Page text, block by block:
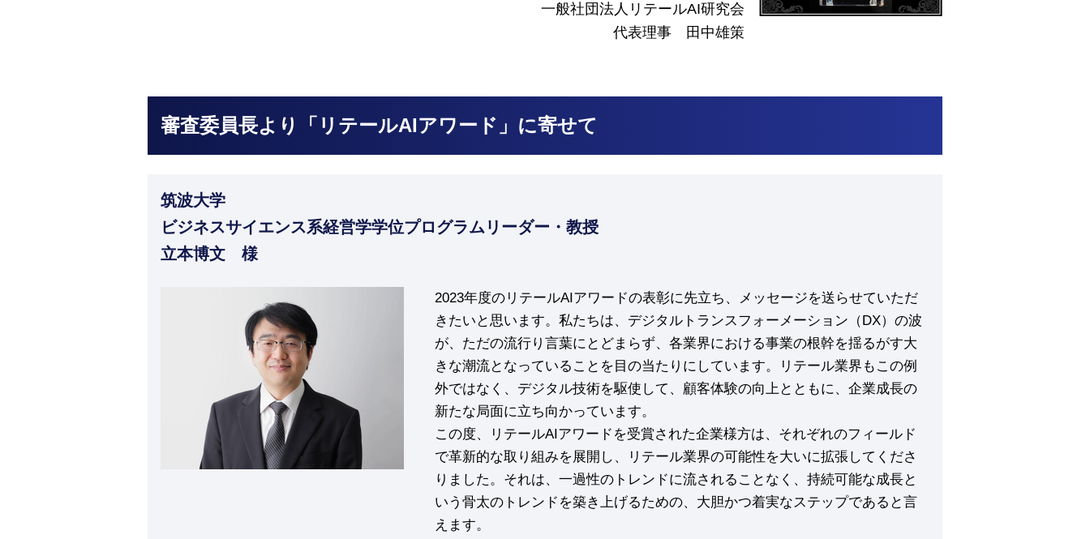
一般社団法人リテールAI研究会
代表理事 田中雄策
審査委員長より「リテールAIアワード」に寄せて
筑波大学
ビジネスサイエンス系経営学学位プログラムリーダー・教授
立本博文 様
2023年度のリテールAIアワードの表彰に先立ち、メッセージを送らせていただ
きたいと思います。私たちは、デジタルトランスフォーメーション（DX）の波
が、ただの流行り言葉にとどまらず、各業界における事業の根幹を揺るがす大
きな潮流となっていることを目の当たりにしています。リテール業界もこの例
外ではなく、デジタル技術を駆使して、顧客体験の向上とともに、企業成長の
新たな局面に立ち向かっています。
この度、リテールAIアワードを受賞された企業様方は、それぞれのフィールド
で革新的な取り組みを展開し、リテール業界の可能性を大いに拡張してくださ
りました。それは、一過性のトレンドに流されることなく、持続可能な成長と
いう骨太のトレンドを築き上げるための、大胆かつ着実なステップであると言
えます。